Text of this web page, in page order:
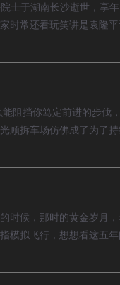
士于湖南长沙逝世，享
时常还看玩笑讲是袁隆
阻挡你笃定前进的步
顾拆车场仿佛成了为了
时候，那时的黄金岁月
模拟飞行，想想看这五